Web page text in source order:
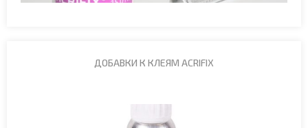
ДОБАВКИ К КЛЕЯМ ACRIFIX